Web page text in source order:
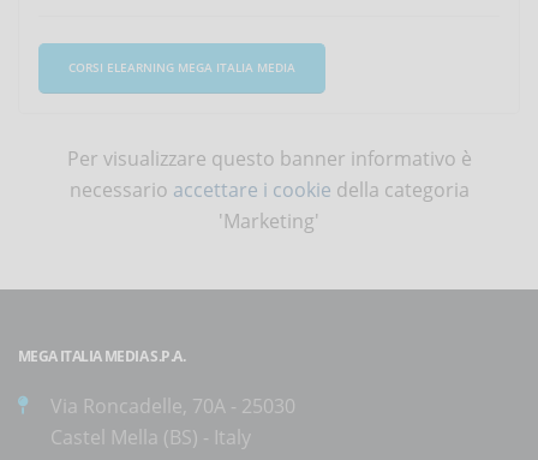
CORSI ELEARNING MEGA ITALIA MEDIA
Per visualizzare questo banner informativo è
necessario accettare i cookie della categoria
'Marketing'
MEGA ITALIA MEDIA S.P.A.
Via Roncadelle, 70A - 25030
Castel Mella (BS) - Italy